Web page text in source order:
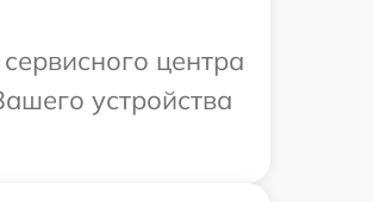
центра
устройства